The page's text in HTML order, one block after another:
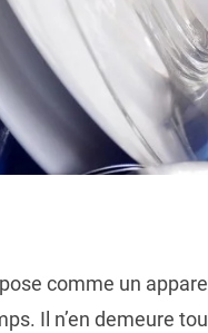
comme un
Il n’en demeure